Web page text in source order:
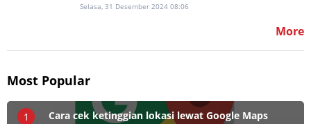
Selasa, 31 Desember 2024 08:06
More
Most Popular
1 Cara cek ketinggian lokasi lewat Google Maps